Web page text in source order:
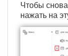
Чтобы
нажать на